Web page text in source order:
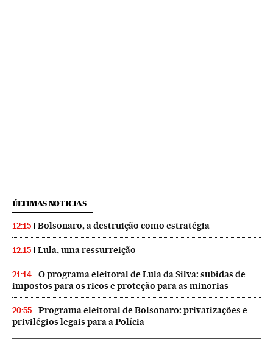
ÚLTIMAS NOTICIAS
12:15 Bolsonaro, a destruição como estratégia
12:15 Lula, uma ressurreição
21:14
O programa eleitoral de Lula da Silva: subidas de
impostos para os ricos e proteção para as minorias
20:55
Programa eleitoral de Bolsonaro: privatizações e
privilégios legais para a Polícia